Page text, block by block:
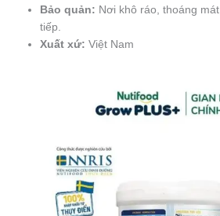
Bảo quản: Nơi khô ráo, thoáng
tiếp.
Xuất xứ: Việt Nam